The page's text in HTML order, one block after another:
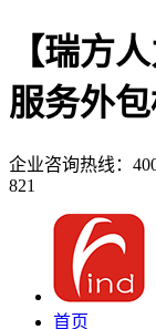
【瑞方
服务外
企业咨询热线：
821
首页